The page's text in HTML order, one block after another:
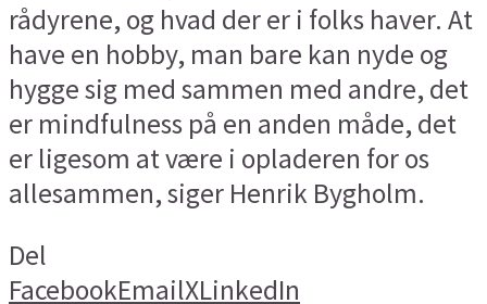
rådyrene, og hvad der er i folks haver. At
have en hobby, man bare kan nyde og
hygge sig med sammen med andre, det
er mindfulness på en anden måde, det
er ligesom at være i opladeren for os
allesammen, siger Henrik Bygholm.
Del
FacebookEmailXLinkedIn